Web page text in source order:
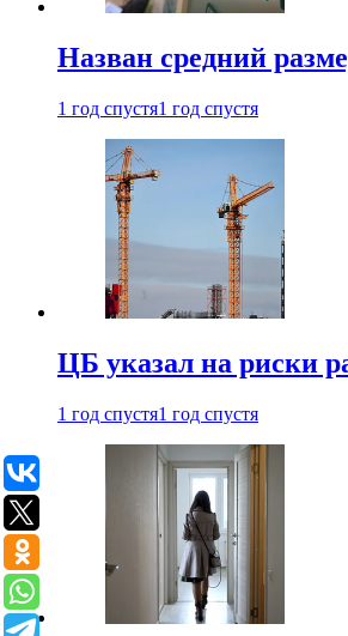
Назван средний
1 год спустя1 год спустя
ЦБ указал на риски
1 год спустя1 год спустя